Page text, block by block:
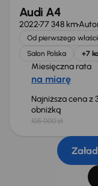
Audi A4
202277 348 km
Od pierwszego
Salon Polska
+7
Miesięczna rata
na miarę
Najniższa cena z
obniżką
105 000 zł